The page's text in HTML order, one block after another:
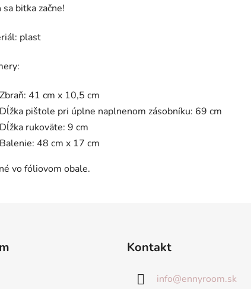
sa bitka začne!
plast
Zbraň: 41 cm x 10,5 cm
Dĺžka pištole pri úplne naplnenom zásobníku: 69 cm
Dĺžka rukoväte: 9 cm
Balenie: 48 cm x 17 cm
vo fóliovom obale.
Kontakt
info@ennyroom.sk